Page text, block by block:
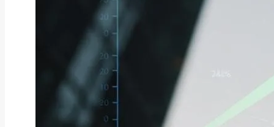
ファクタリング
ファクタリングとは？仕組み・メ
リット・注意点と...
2026年8月6日